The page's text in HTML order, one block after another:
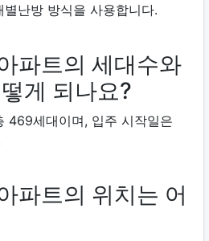
난방 방식을 사용합니다.
파트의 세대수와
게 되나요?
469세대이며, 입주 시작일은
파트의 위치는 어